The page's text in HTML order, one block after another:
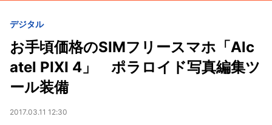
デジタル
お手頃価格のSIMフリースマホ「Alc
atel PIXI 4」 ポラロイド写真編集ツ
ール装備
2017.03.11 12:30